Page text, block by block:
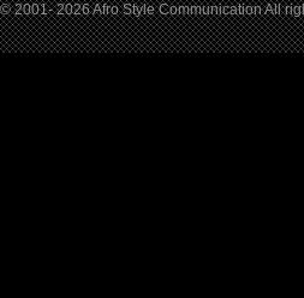
© 2001- 2026 Afro Style Communication All